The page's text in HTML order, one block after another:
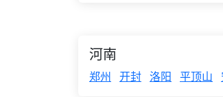
河南
郑州 开封 洛阳 平顶山